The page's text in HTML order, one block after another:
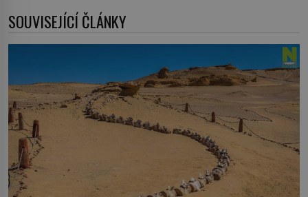
SOUVISEJÍCÍ ČLÁNKY